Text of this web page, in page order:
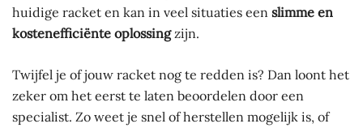
huidige racket en kan in veel situaties een slimme en
kostenefficiënte oplossingzijn.
Twijfel je of jouw racket nog te redden is? Dan loont het
zeker om het eerst te laten beoordelen door een
specialist. Zo weet je snel of herstellen mogelijk is, of